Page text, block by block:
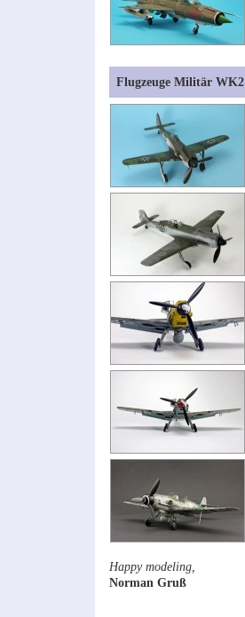
Flugzeuge Militär WK2
Happy modeling,
Norman Gruß